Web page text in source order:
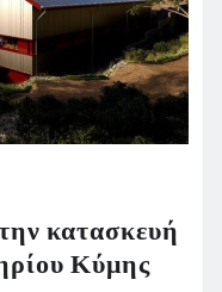
κατασκευή
Κύμης